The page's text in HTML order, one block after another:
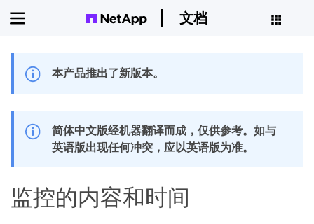
文档
本产品推出了新版本。
简体中文版经机器翻译而成，仅供参考。如与
英语版出现任何冲突，应以英语版为准。
监控的内容和时间